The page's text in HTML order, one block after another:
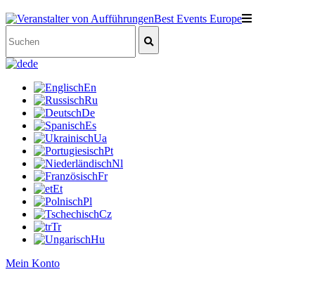
de
En
Ru
De
Es
Ua
Pt
Nl
Fr
Et
Pl
Cz
Tr
Hu
Mein Konto